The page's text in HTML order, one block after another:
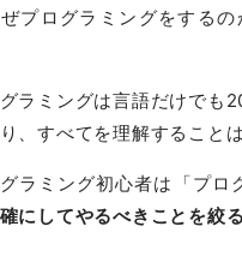
ぜプログラミングをするの
ラミングは言語だけでも
、すべてを理解すること
ラミング初心者は「プロ
にしてやるべきことを絞る